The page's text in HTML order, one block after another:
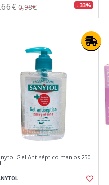
0,98€ - 33%
Gel Antiséptico manos 250